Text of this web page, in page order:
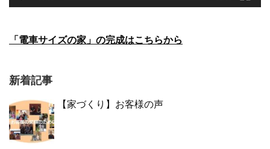
「電車サイズの家」の完成はこちらから
新着記事
【家づくり】お客様の声